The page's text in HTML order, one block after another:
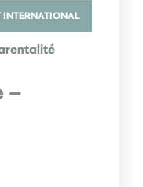
–
INTERNATIONAL